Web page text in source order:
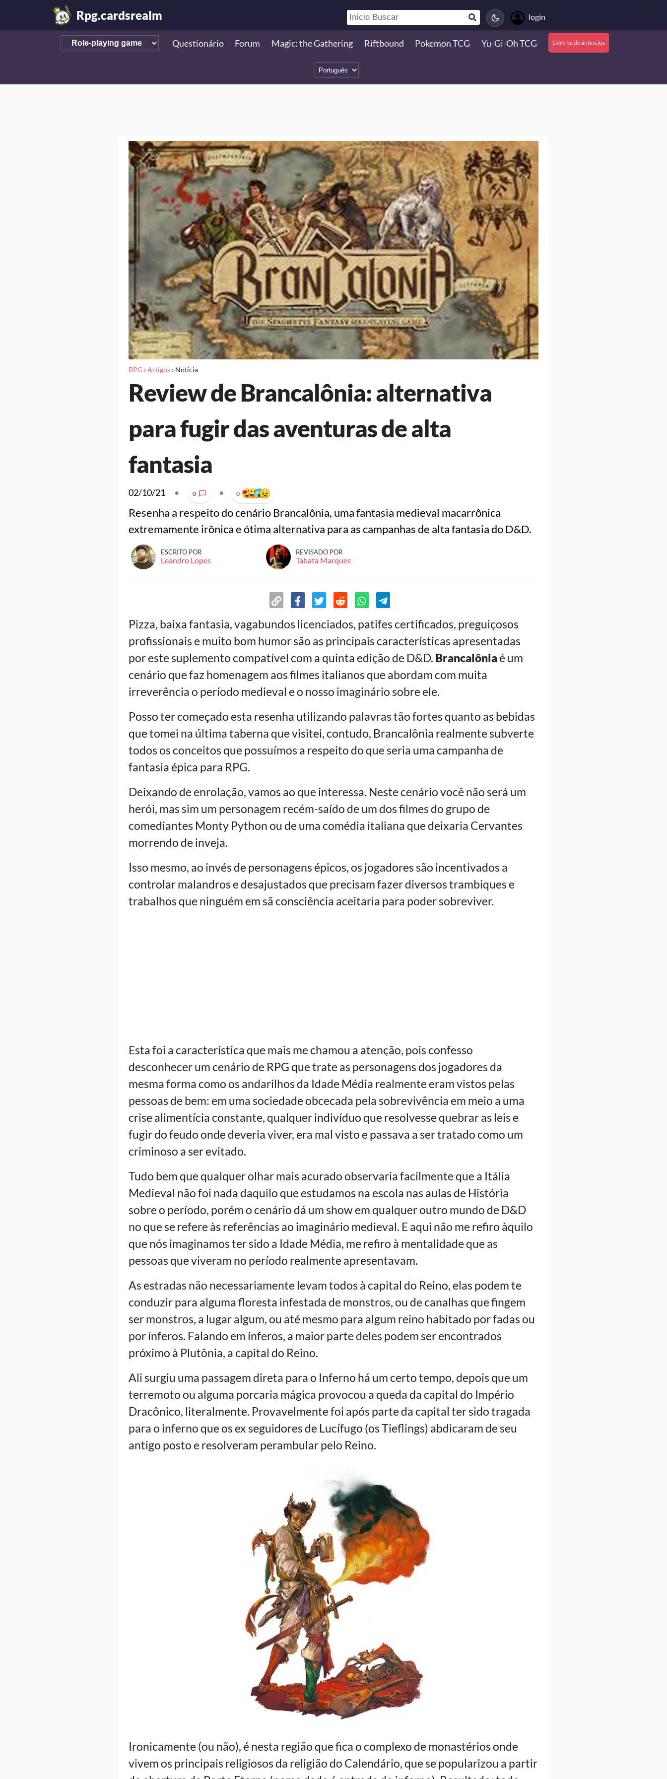
Rpg.cardsrealm login
Questionário Forum Magic: the Gathering Riftbound Pokemon TCG Yu-Gi-Oh TCG Livre-se de anúncios
RPG›Artigos› Notícia
Review de Brancalônia: alternativa
para fugir das aventuras de alta
fantasia
02/10/21 • 0 • 0
Resenha a respeito do cenário Brancalônia, uma fantasia medieval macarrônica
extremamente irônica e ótima alternativa para as campanhas de alta fantasia do D&D.
ESCRITO POR
Leandro Lopes
REVISADO POR
Tabata Marques
Pizza, baixa fantasia, vagabundos licenciados, patifes certificados, preguiçosos
profissionais e muito bom humor são as principais características apresentadas
por este suplemento compatível com a quinta edição de D&D. Brancalôniaé um
cenário que faz homenagem aos filmes italianos que abordam com muita
irreverência o período medieval e o nosso imaginário sobre ele.
Posso ter começado esta resenha utilizando palavras tão fortes quanto as bebidas
que tomei na última taberna que visitei, contudo, Brancalônia realmente subverte
todos os conceitos que possuímos a respeito do que seria uma campanha de
fantasia épica para RPG.
Deixando de enrolação, vamos ao que interessa. Neste cenário você não será um
herói, mas sim um personagem recém-saído de um dos filmes do grupo de
comediantes Monty Python ou de uma comédia italiana que deixaria Cervantes
morrendo de inveja.
Isso mesmo, ao invés de personagens épicos, os jogadores são incentivados a
controlar malandros e desajustados que precisam fazer diversos trambiques e
trabalhos que ninguém em sã consciência aceitaria para poder sobreviver.
Esta foi a característica que mais me chamou a atenção, pois confesso
desconhecer um cenário de RPG que trate as personagens dos jogadores da
mesma forma como os andarilhos da Idade Média realmente eram vistos pelas
pessoas de bem: em uma sociedade obcecada pela sobrevivência em meio a uma
crise alimentícia constante, qualquer indivíduo que resolvesse quebrar as leis e
fugir do feudo onde deveria viver, era mal visto e passava a ser tratado como um
criminoso a ser evitado.
Tudo bem que qualquer olhar mais acurado observaria facilmente que a Itália
Medieval não foi nada daquilo que estudamos na escola nas aulas de História
sobre o período, porém o cenário dá um show em qualquer outro mundo de D&D
no que se refere às referências ao imaginário medieval. E aqui não me refiro àquilo
que nós imaginamos ter sido a Idade Média, me refiro à mentalidade que as
pessoas que viveram no período realmente apresentavam.
As estradas não necessariamente levam todos à capital do Reino, elas podem te
conduzir para alguma floresta infestada de monstros, ou de canalhas que fingem
ser monstros, a lugar algum, ou até mesmo para algum reino habitado por fadas ou
por ínferos. Falando em ínferos, a maior parte deles podem ser encontrados
próximo à Plutônia, a capital do Reino.
Ali surgiu uma passagem direta para o Inferno há um certo tempo, depois que um
terremoto ou alguma porcaria mágica provocou a queda da capital do Império
Dracônico, literalmente. Provavelmente foi após parte da capital ter sido tragada
para o inferno que os ex seguidores de Lucífugo (os Tieflings) abdicaram de seu
antigo posto e resolveram perambular pelo Reino.
Ironicamente (ou não), é nesta região que fica o complexo de monastérios onde
vivem os principais religiosos da religião do Calendário, que se popularizou a partir